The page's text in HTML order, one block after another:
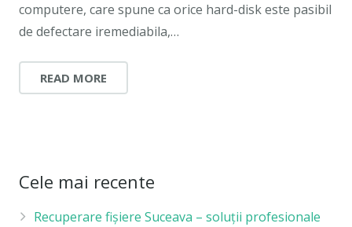
computere, care spune ca orice hard-disk este pasibil
de defectare iremediabila,…
READ MORE
Cele mai recente
Recuperare fișiere Suceava – soluții profesionale